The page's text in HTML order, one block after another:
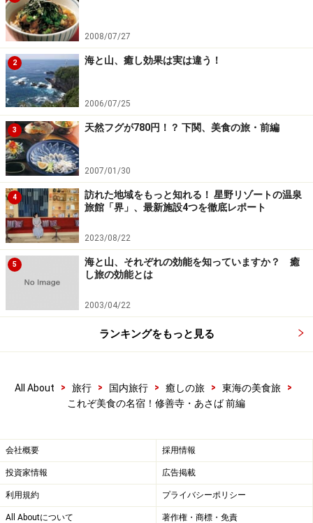
2008/07/27
2 海と山、癒し効果は実は違う！
2006/07/25
3 天然フグが780円！？ 下関、美食の旅・前編
2007/01/30
4
訪れた地域をもっと知れる！ 星野リゾートの温泉
旅館「界」、最新施設4つを徹底レポート
2023/08/22
5
海と山、それぞれの効能を知っていますか？ 癒
し旅の効能とは
2003/04/22
ランキングをもっと見る
All About > 旅行 > 国内旅行 > 癒しの旅 > 東海の美食旅
>
これぞ美食の名宿！修善寺・あさば 前編
会社概要 採用情報
投資家情報 広告掲載
利用規約 プライバシーポリシー
All Aboutについて 著作権・商標・免責